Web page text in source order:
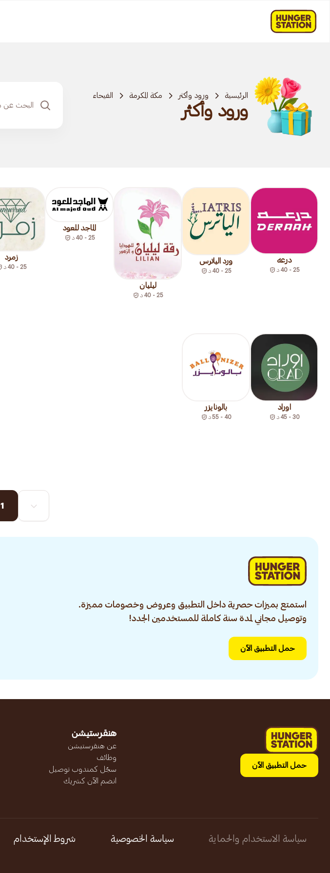
الرئيسية ورود وأكثر مكة المكرمة الفيحاء
ورود وأكثر
درعه
25 - 40 د
ورد الياترس
25 - 40 د
ليليان
25 - 40 د
الماجد للعود
25 - 40 د
زمرد
25 - 40 د
اوراد
30 - 45 د
بالونايزر
40 - 55 د
1
استمتع بميزات حصرية داخل التطبيق وعروض وخصومات مميزة.
وتوصيل مجاني لمدة سنة كاملة للمستخدمين الجدد!
حمل التطبيق الآن
حمل التطبيق الآن
هنقرستيشن
عن هنقرستيشن
وظائف
سجّل كمندوب توصيل
انضم الآن كشريك
سياسة الاستخدام والحماية سياسة الخصوصية شروط الإستخدام